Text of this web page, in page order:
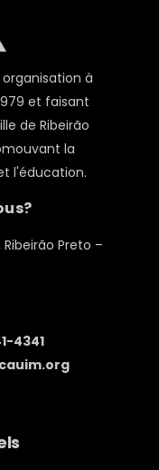
à
et faisant
de Ribeirão
la
l'éducation.
Ribeirão Preto –
4341